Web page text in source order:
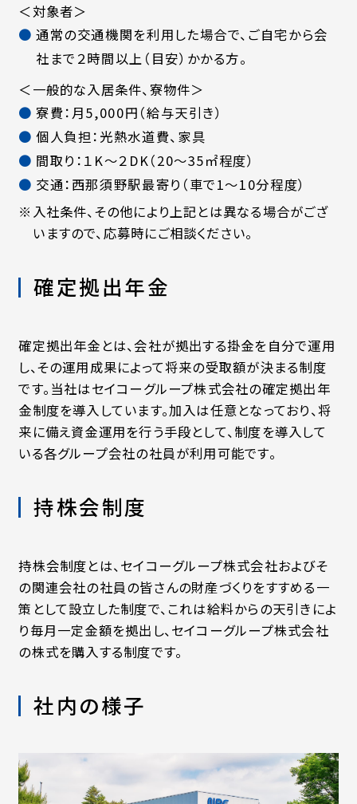
＜対象者＞
通常の交通機関を利用した場合で、ご自宅から会
社まで２時間以上（目安）かかる方。
＜一般的な入居条件、寮物件＞
寮費：月5,000円（給与天引き）
個人負担：光熱水道費、家具
間取り：１K～２DK（20～35㎡程度）
交通：西那須野駅最寄り（車で1～10分程度）
※入社条件、その他により上記とは異なる場合がござ
いますので、応募時にご相談ください。
確定拠出年金
確定拠出年金とは、会社が拠出する掛金を自分で運用
し、その運用成果によって将来の受取額が決まる制度
です。当社はセイコーグループ株式会社の確定拠出年
金制度を導入しています。加入は任意となっており、将
来に備え資金運用を行う手段として、制度を導入して
いる各グループ会社の社員が利用可能です。
持株会制度
持株会制度とは、セイコーグループ株式会社およびそ
の関連会社の社員の皆さんの財産づくりをすすめる一
策として設立した制度で、これは給料からの天引きによ
り毎月一定金額を拠出し、セイコーグループ株式会社
の株式を購入する制度です。
社内の様子